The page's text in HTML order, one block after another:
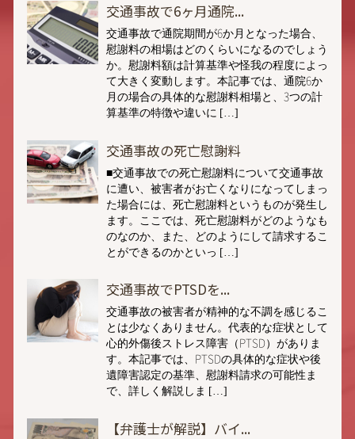
交通事故で6ヶ月通院...
交通事故で通院期間が6か月となった場合、
慰謝料の相場はどのくらいになるのでしょう
か。慰謝料額は計算基準や怪我の程度によっ
て大きく変動します。本記事では、通院6か
月の場合の具体的な慰謝料相場と、3つの計
算基準の特徴や違いに […]
交通事故の死亡慰謝料
■交通事故での死亡慰謝料について交通事故
に遭い、被害者がお亡くなりになってしまっ
た場合には、死亡慰謝料というものが発生し
ます。ここでは、死亡慰謝料がどのようなも
のなのか、また、どのようにして請求するこ
とができるのかといっ […]
交通事故でPTSDを...
交通事故の被害者が精神的な不調を感じるこ
とは少なくありません。代表的な症状として
心的外傷後ストレス障害（PTSD）がありま
す。本記事では、PTSDの具体的な症状や後
遺障害認定の基準、慰謝料請求の可能性ま
で、詳しく解説しま […]
【弁護士が解説】バイ...